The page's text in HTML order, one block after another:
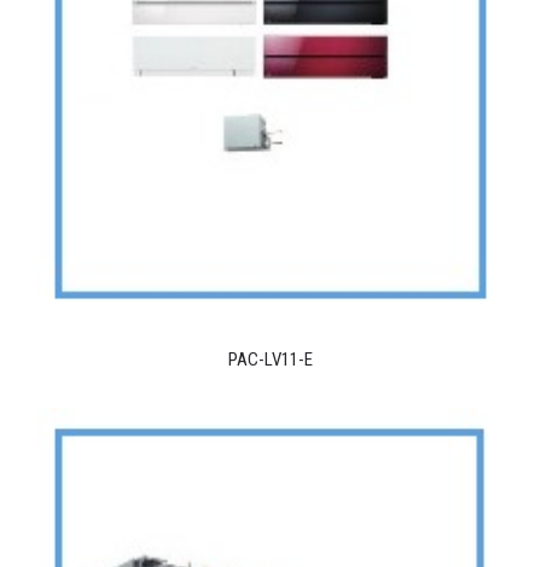
PAC-LV11-E